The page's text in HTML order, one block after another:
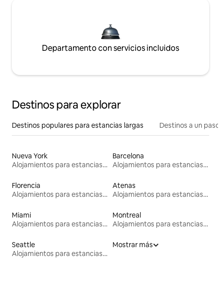
Departamento con servicios incluidos
Destinos para explorar
Destinos populares para estancias largas Destinos a un
Nueva York
Alojamientos para estancias largas
Barcelona
Alojamientos para estancias largas
Florencia
Alojamientos para estancias largas
Atenas
Alojamientos para estancias largas
Miami
Alojamientos para estancias largas
Montreal
Alojamientos para estancias largas
Seattle
Alojamientos para estancias largas
Mostrar más